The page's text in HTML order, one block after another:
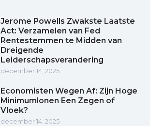
Jerome Powells Zwakste Laatste
Act: Verzamelen van Fed
Rentestemmen te Midden van
Dreigende
Leiderschapsverandering
december 14, 2025
Economisten Wegen Af: Zijn Hoge
Minimumlonen Een Zegen of
Vloek?
december 14, 2025